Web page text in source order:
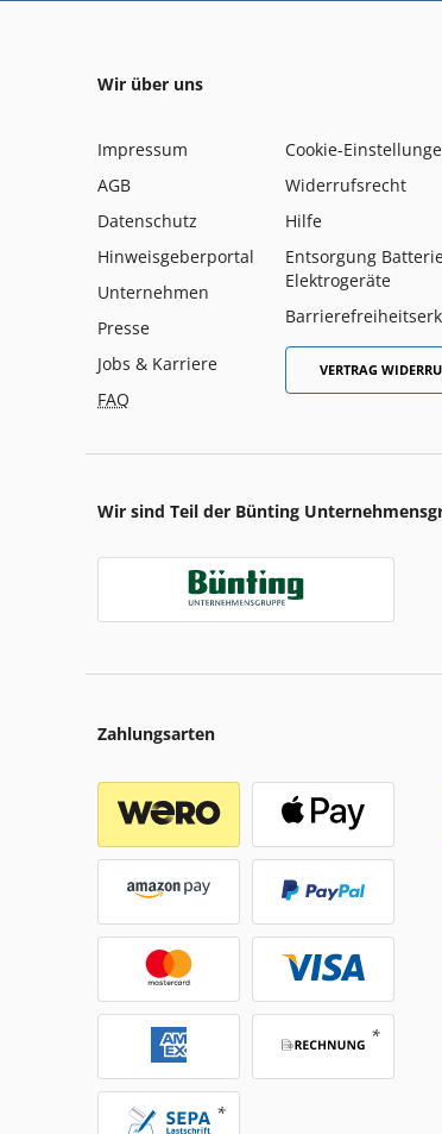
Wir über uns
Impressum
AGB
Datenschutz
Hinweisgeberportal
Unternehmen
Presse
Jobs & Karriere
FAQ
Cookie-
Widerrufsrecht
Hilfe
Entsorgung
Elektrogeräte
VERTRAG
Wir sind Teil der Bünting
Zahlungsarten